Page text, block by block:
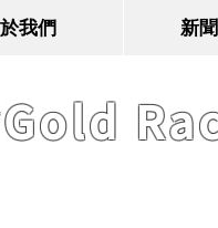
我們 新